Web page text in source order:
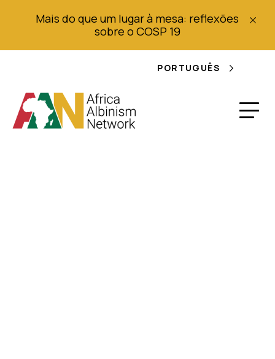
Mais do que um lugar à mesa: reflexões
sobre o COSP 19
PORTUGUÊS